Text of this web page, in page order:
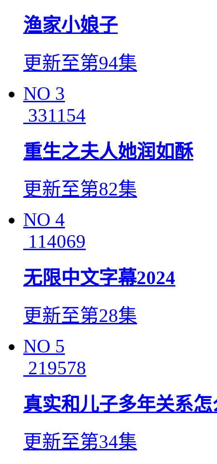
渔家小娘子
更新至第94集
NO 3
331154
重生之夫人她润如酥
更新至第82集
NO 4
114069
无限中文字幕2024
更新至第28集
NO 5
219578
真实和儿子多年关系怎
更新至第34集